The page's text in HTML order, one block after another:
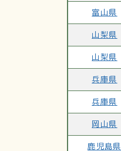
富山県
山梨県
山梨県
兵庫県
兵庫県
岡山県
鹿児島県